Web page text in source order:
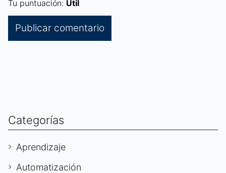
Tu puntuación: Útil
Categorías
Aprendizaje
Automatización